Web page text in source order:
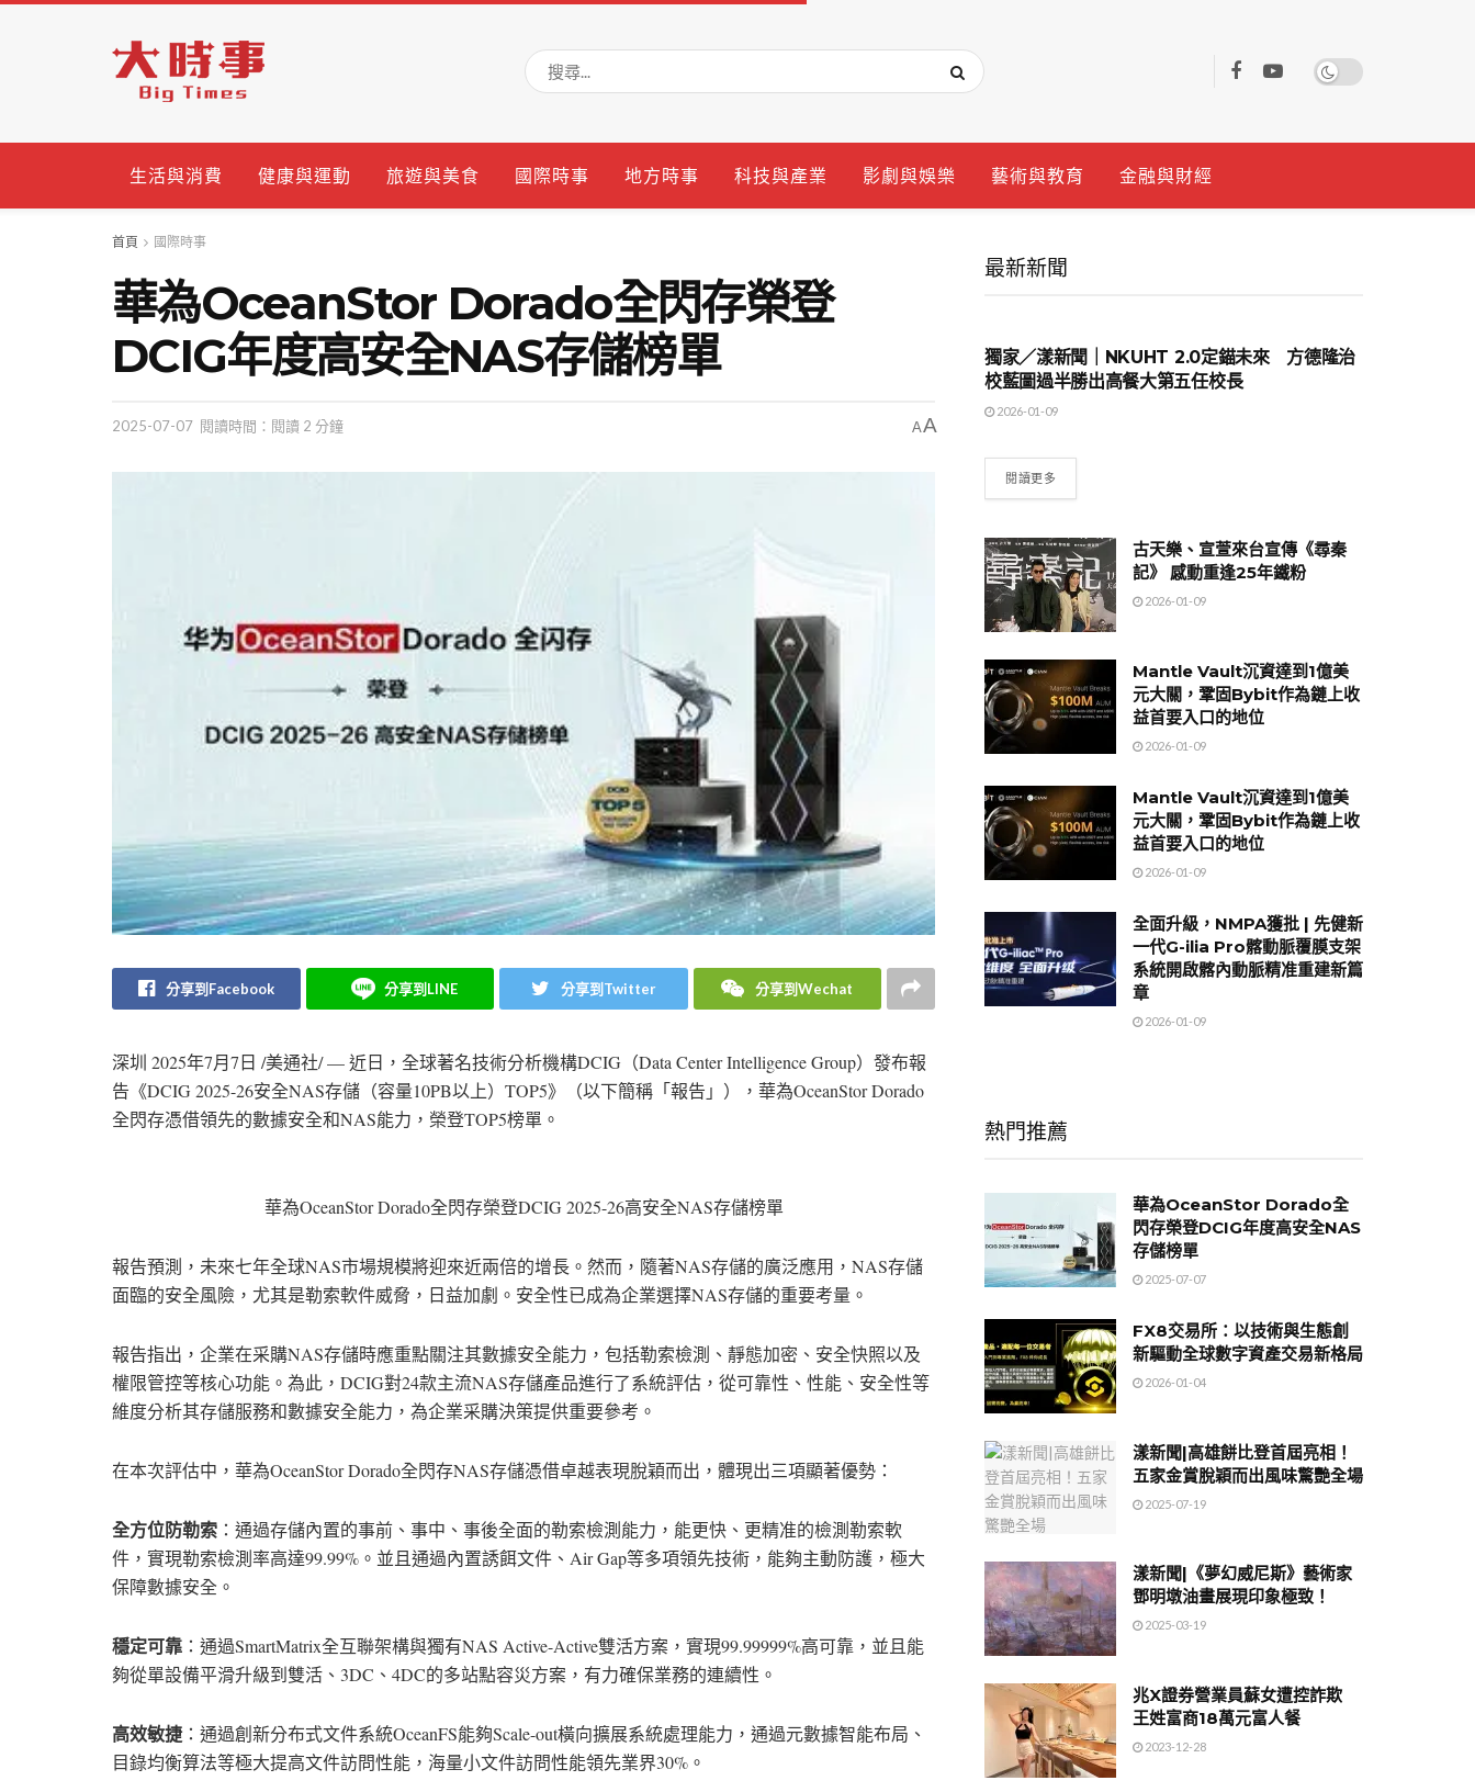
生活與消費 健康與運動 旅遊與美食 國際時事 地方時事 科技與產業 影劇與娛樂 藝術與教育 金融與財經
首頁 國際時事
華為OceanStor Dorado全閃存榮登
DCIG年度高安全NAS存儲榜單
2025-07-07 閱讀時間：閱讀 2 分鐘 AA
分享到Facebook 分享到LINE 分享到Twitter 分享到Wechat
深圳 2025年7月7日 /美通社/ — 近日，全球著名技術分析機構DCIG（Data Center Intelligence Group）發布報
告《DCIG 2025-26安全NAS存儲（容量10PB以上）TOP5》（以下簡稱「報告」），華為OceanStor Dorado
全閃存憑借領先的數據安全和NAS能力，榮登TOP5榜單。
華為OceanStor Dorado全閃存榮登DCIG 2025-26高安全NAS存儲榜單
報告預測，未來七年全球NAS市場規模將迎來近兩倍的增長。然而，隨著NAS存儲的廣泛應用，NAS存儲
面臨的安全風險，尤其是勒索軟件威脅，日益加劇。安全性已成為企業選擇NAS存儲的重要考量。
報告指出，企業在采購NAS存儲時應重點關注其數據安全能力，包括勒索檢測、靜態加密、安全快照以及
權限管控等核心功能。為此，DCIG對24款主流NAS存儲產品進行了系統評估，從可靠性、性能、安全性等
維度分析其存儲服務和數據安全能力，為企業采購決策提供重要參考。
在本次評估中，華為OceanStor Dorado全閃存NAS存儲憑借卓越表現脫穎而出，體現出三項顯著優勢：
全方位防勒索 ：通過存儲內置的事前、事中、事後全面的勒索檢測能力，能更快、更精准的檢測勒索軟
件，實現勒索檢測率高達99.99%。並且通過內置誘餌文件、Air Gap等多項領先技術，能夠主動防護，極大
保障數據安全。
穩定可靠 ：通過SmartMatrix全互聯架構與獨有NAS Active-Active雙活方案，實現99.99999%高可靠，並且能
夠從單設備平滑升級到雙活、3DC、4DC的多站點容災方案，有力確保業務的連續性。
高效敏捷：通過創新分布式文件系統OceanFS能夠Scale-out橫向擴展系統處理能力，通過元數據智能布局、
目錄均衡算法等極大提高文件訪問性能，海量小文件訪問性能領先業界30%。
最新新聞
地方時事
獨家／漾新聞｜NKUHT 2.0定錨未來 方德隆治
校藍圖過半勝出高餐大第五任校長
2026-01-09
閱讀更多
古天樂、宣萱來台宣傳《尋秦
記》 感動重逢25年鐵粉
2026-01-09
Mantle Vault沉資達到1億美
元大關，鞏固Bybit作為鏈上收
益首要入口的地位
2026-01-09
Mantle Vault沉資達到1億美
元大關，鞏固Bybit作為鏈上收
益首要入口的地位
2026-01-09
全面升級，NMPA獲批 | 先健新
一代G-ilia Pro髂動脈覆膜支架
系統開啟髂內動脈精准重建新篇
章
2026-01-09
熱門推薦
華為OceanStor Dorado全
閃存榮登DCIG年度高安全NAS
存儲榜單
2025-07-07
FX8交易所：以技術與生態創
新驅動全球數字資產交易新格局
2026-01-04
漾新聞|高雄餅比登首屆亮相！
五家金賞脫穎而出風味驚艷全場
2025-07-19
漾新聞|《夢幻威尼斯》藝術家
鄧明墩油畫展現印象極致！
2025-03-19
兆X證券營業員蘇女遭控詐欺
王姓富商18萬元富人餐
2023-12-28